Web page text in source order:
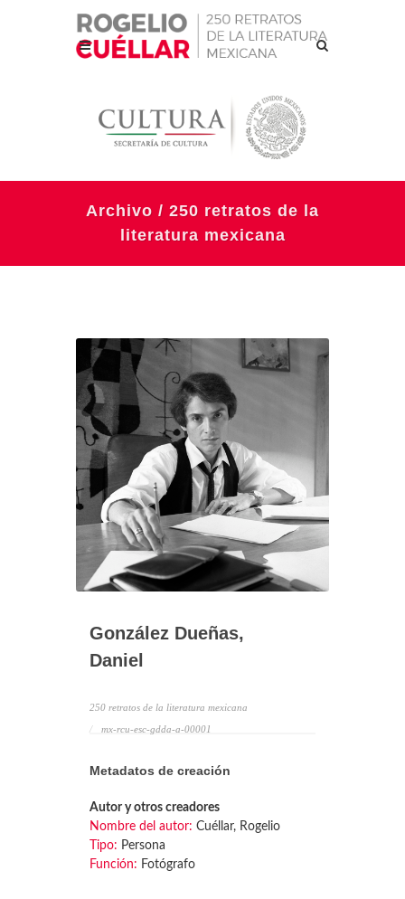
Archivo / 250 retratos de la
literatura mexicana
González Dueñas,
Daniel
250 retratos de la literatura mexicana
mx-rcu-esc-gdda-a-00001
Metadatos de creación
Autor y otros creadores
Nombre del autor: Cuéllar, Rogelio
Tipo: Persona
Función: Fotógrafo